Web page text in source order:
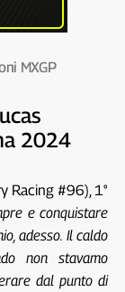
MXGP
2024
Racing #96), 1°
e conquistare
adesso. Il caldo
non stavamo
dal punto di